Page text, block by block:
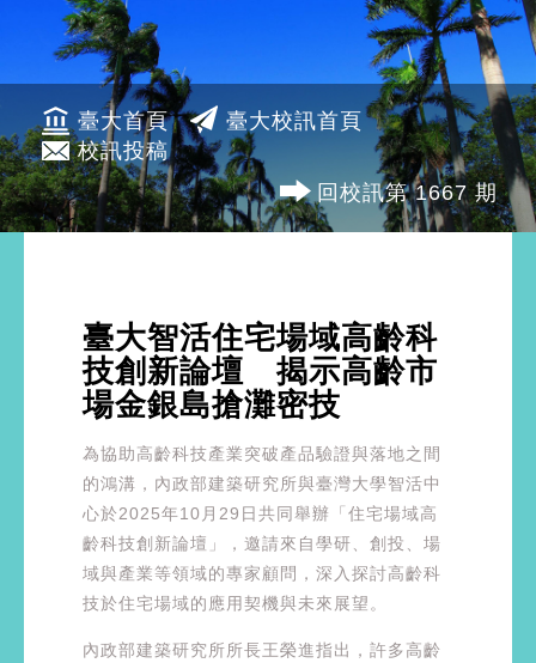
臺大首頁
臺大校訊首頁
校訊投稿
回校訊第 1667 期
臺大智活住宅場域高齡科
技創新論壇 揭示高齡市
場金銀島搶灘密技
為協助高齡科技產業突破產品驗證與落地之間
的鴻溝，內政部建築研究所與臺灣大學智活中
心於2025年10月29日共同舉辦「住宅場域高
齡科技創新論壇」，邀請來自學研、創投、場
域與產業等領域的專家顧問，深入探討高齡科
技於住宅場域的應用契機與未來展望。
內政部建築研究所所長王榮進指出，許多高齡